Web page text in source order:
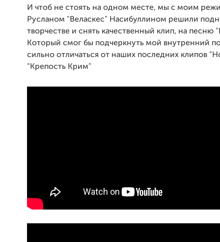
И чтоб не стоять на одном месте, мы с моим
Русланом "Веласкес" Насибуллином решили
творчестве и снять качественный клип, на песню
Который смог бы подчеркнуть мой внутренний
сильно отличаться от наших последних клипов
"Крепость Крим"